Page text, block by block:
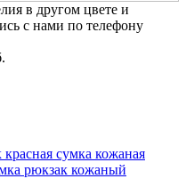
в другом цвете и
с нами по телефону
красная сумка кожаная
рюкзак кожаный